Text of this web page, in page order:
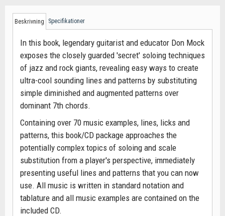
Beskrivning Specifikationer
In this book, legendary guitarist and educator Don Mock
exposes the closely guarded 'secret' soloing techniques
of jazz and rock giants, revealing easy ways to create
ultra-cool sounding lines and patterns by substituting
simple diminished and augmented patterns over
dominant 7th chords.
Containing over 70 music examples, lines, licks and
patterns, this book/CD package approaches the
potentially complex topics of soloing and scale
substitution from a player's perspective, immediately
presenting useful lines and patterns that you can now
use. All music is written in standard notation and
tablature and all music examples are contained on the
included CD.